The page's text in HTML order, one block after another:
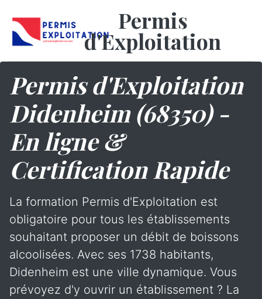
Permis
d'Exploitation
Permis d'Exploitation
Didenheim (68350) -
En ligne &
Certification Rapide
La formation Permis d'Exploitation est
obligatoire pour tous les établissements
souhaitant proposer un débit de boissons
alcoolisées. Avec ses 1738 habitants,
Didenheim est une ville dynamique. Vous
prévoyez d'y ouvrir un établissement ? La